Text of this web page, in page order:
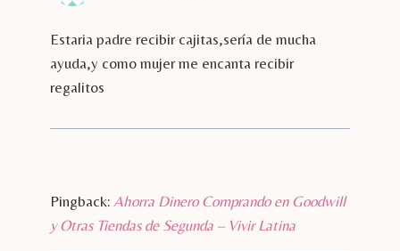
Estaria padre recibir cajitas,sería de mucha
ayuda,y como mujer me encanta recibir
regalitos
Pingback: Ahorra Dinero Comprando en Goodwill
y Otras Tiendas de Segunda – Vivir Latina